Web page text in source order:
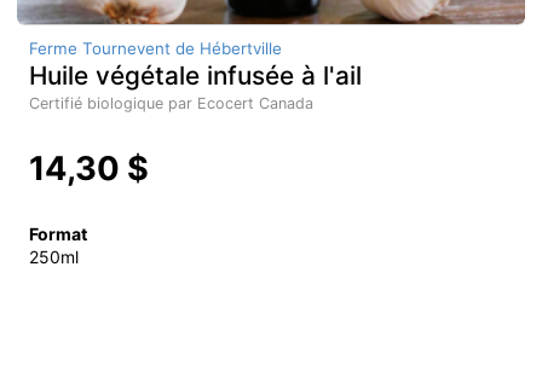
Ferme Tournevent de Hébertville
Huile végétale infusée à l'ail
Certifié biologique par Ecocert Canada
14,30 $
Format
250ml